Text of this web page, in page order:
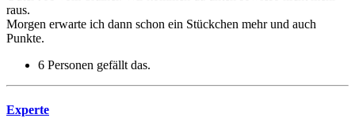
raus.
Morgen erwarte ich dann schon ein Stückchen mehr und auch
Punkte.
6 Personen gefällt das.
Experte